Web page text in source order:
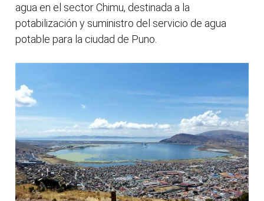
agua en el sector Chimu, destinada a la
potabilización y suministro del servicio de agua
potable para la ciudad de Puno.